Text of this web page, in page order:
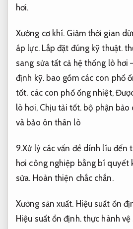
hơi.
Xưởng cơ khí. Giảm thời gian
áp lực. Lắp đặt đúng kỹ thuật.
sang sửa tất cả hệ thống lò hơi
định kỹ.bao gồm các con phố
tốt. các con phố ống nhiệt,
lò hơi, Chịu tải tốt. bộ phận bảo
và bảo ôn thân lò
9.Xử lý các vấn đề dính líu đến
hơi công nghiệp bằng bí quyết
sửa. Hoàn thiện chắc chắn.
Xưởng sản xuất. Hiệu suất ổn
Hiệu suất ổn định.thực hành vệ